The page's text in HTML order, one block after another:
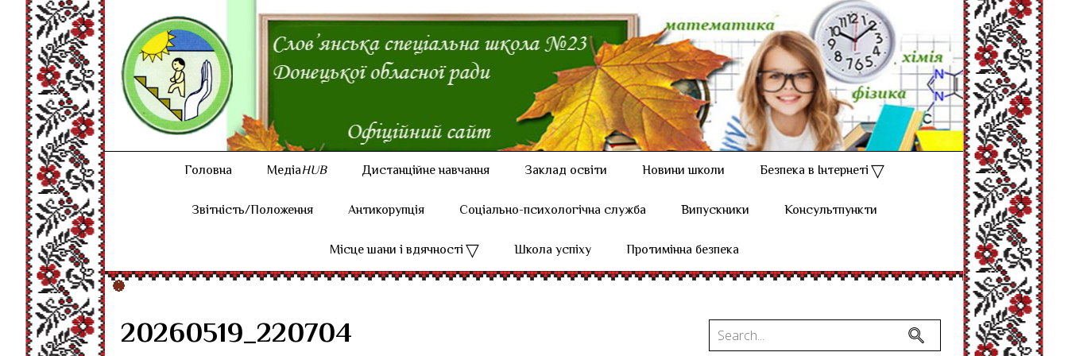
Головна МедіаHUB Дистанційне навчання Заклад освіти Новини школи
Безпека в Інтернеті
Звітність/Положення
Антикорупція Соціально-психологічна служба Випускники
Консультпункти
Місце шани і вдячності
Школа успіху Протимінна безпека
20260519_220704